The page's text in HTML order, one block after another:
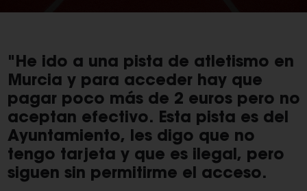
"He ido a una pista de atletismo en
Murcia y para acceder hay que
pagar poco más de 2 euros pero no
aceptan efectivo. Esta pista es del
Ayuntamiento, les digo que no
tengo tarjeta y que es ilegal, pero
siguen sin permitirme el acceso.